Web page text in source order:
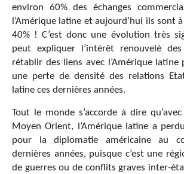
environ 60% des échanges
l’Amérique latine et aujourd’hui ils sont
40% ! C’est donc une évolution très
peut expliquer l’intérêt renouvelé
rétablir des liens avec l’Amérique latine
une perte de densité des relations
latine ces dernières années.
Tout le monde s’accorde à dire
Moyen Orient, l’Amérique latine a
pour la diplomatie américaine au
dernières années, puisque c’est une
de guerres ou de conflits graves inter-